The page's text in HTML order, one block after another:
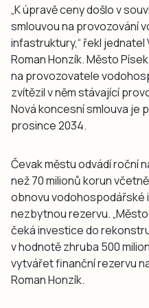
„K úpravě ceny došlo v
smlouvou na provozování
infastruktury,“ řekl
Roman Honzík. Město
na provozovatele
zvítězil v něm stávající
Nová koncesní smlouva je
prosince 2034.
Čevak městu odvádí roční
než 70 milionů korun
obnovu vodohospodářské
nezbytnou rezervu.
čeká investice do
v hodnotě zhruba 500
vytvářet finanční rezervu
Roman Honzík.